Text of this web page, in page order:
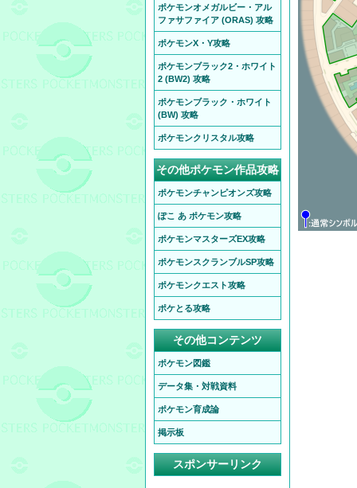
ポケモンオメガルビー・アル
ファサファイア (ORAS) 攻略
ポケモンX・Y攻略
ポケモンブラック2・ホワイト
2 (BW2) 攻略
ポケモンブラック・ホワイト
(BW) 攻略
ポケモンクリスタル攻略
その他ポケモン作品攻略
ポケモンチャンピオンズ攻略
ぽこ あ ポケモン攻略
ポケモンマスターズEX攻略
ポケモンスクランブルSP攻略
ポケモンクエスト攻略
ポケとる攻略
その他コンテンツ
ポケモン図鑑
データ集・対戦資料
ポケモン育成論
掲示板
スポンサーリンク